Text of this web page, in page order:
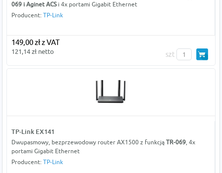
069 i Aginet ACSi 4x portami Gigabit Ethernet
Producent: TP-Link
149,00 zł z VAT
121,14 zł netto szt
TP-Link EX141
Dwupasmowy, bezprzewodowy router AX1500 z funkcją TR-069, 4x
portami Gigabit Ethernet
Producent: TP-Link